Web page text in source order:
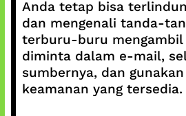
Anda tetap bisa
dan mengenali tanda-
terburu-buru mengambil
diminta dalam e-mail,
sumbernya, dan
keamanan yang tersedia.